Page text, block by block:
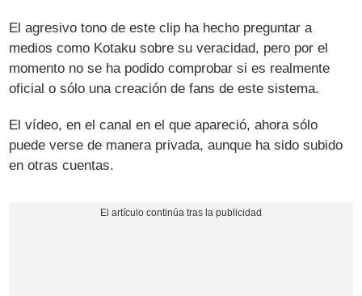
El agresivo tono de este clip ha hecho preguntar a
medios como Kotaku sobre su veracidad, pero por el
momento no se ha podido comprobar si es realmente
oficial o sólo una creación de fans de este sistema.
El vídeo, en el canal en el que apareció, ahora sólo
puede verse de manera privada, aunque ha sido subido
en otras cuentas.